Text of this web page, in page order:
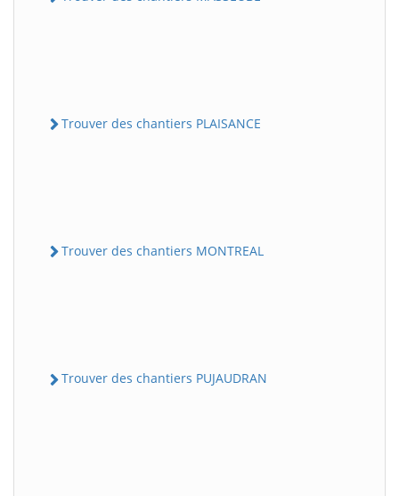
Trouver des chantiers PLAISANCE
Trouver des chantiers MONTREAL
Trouver des chantiers PUJAUDRAN